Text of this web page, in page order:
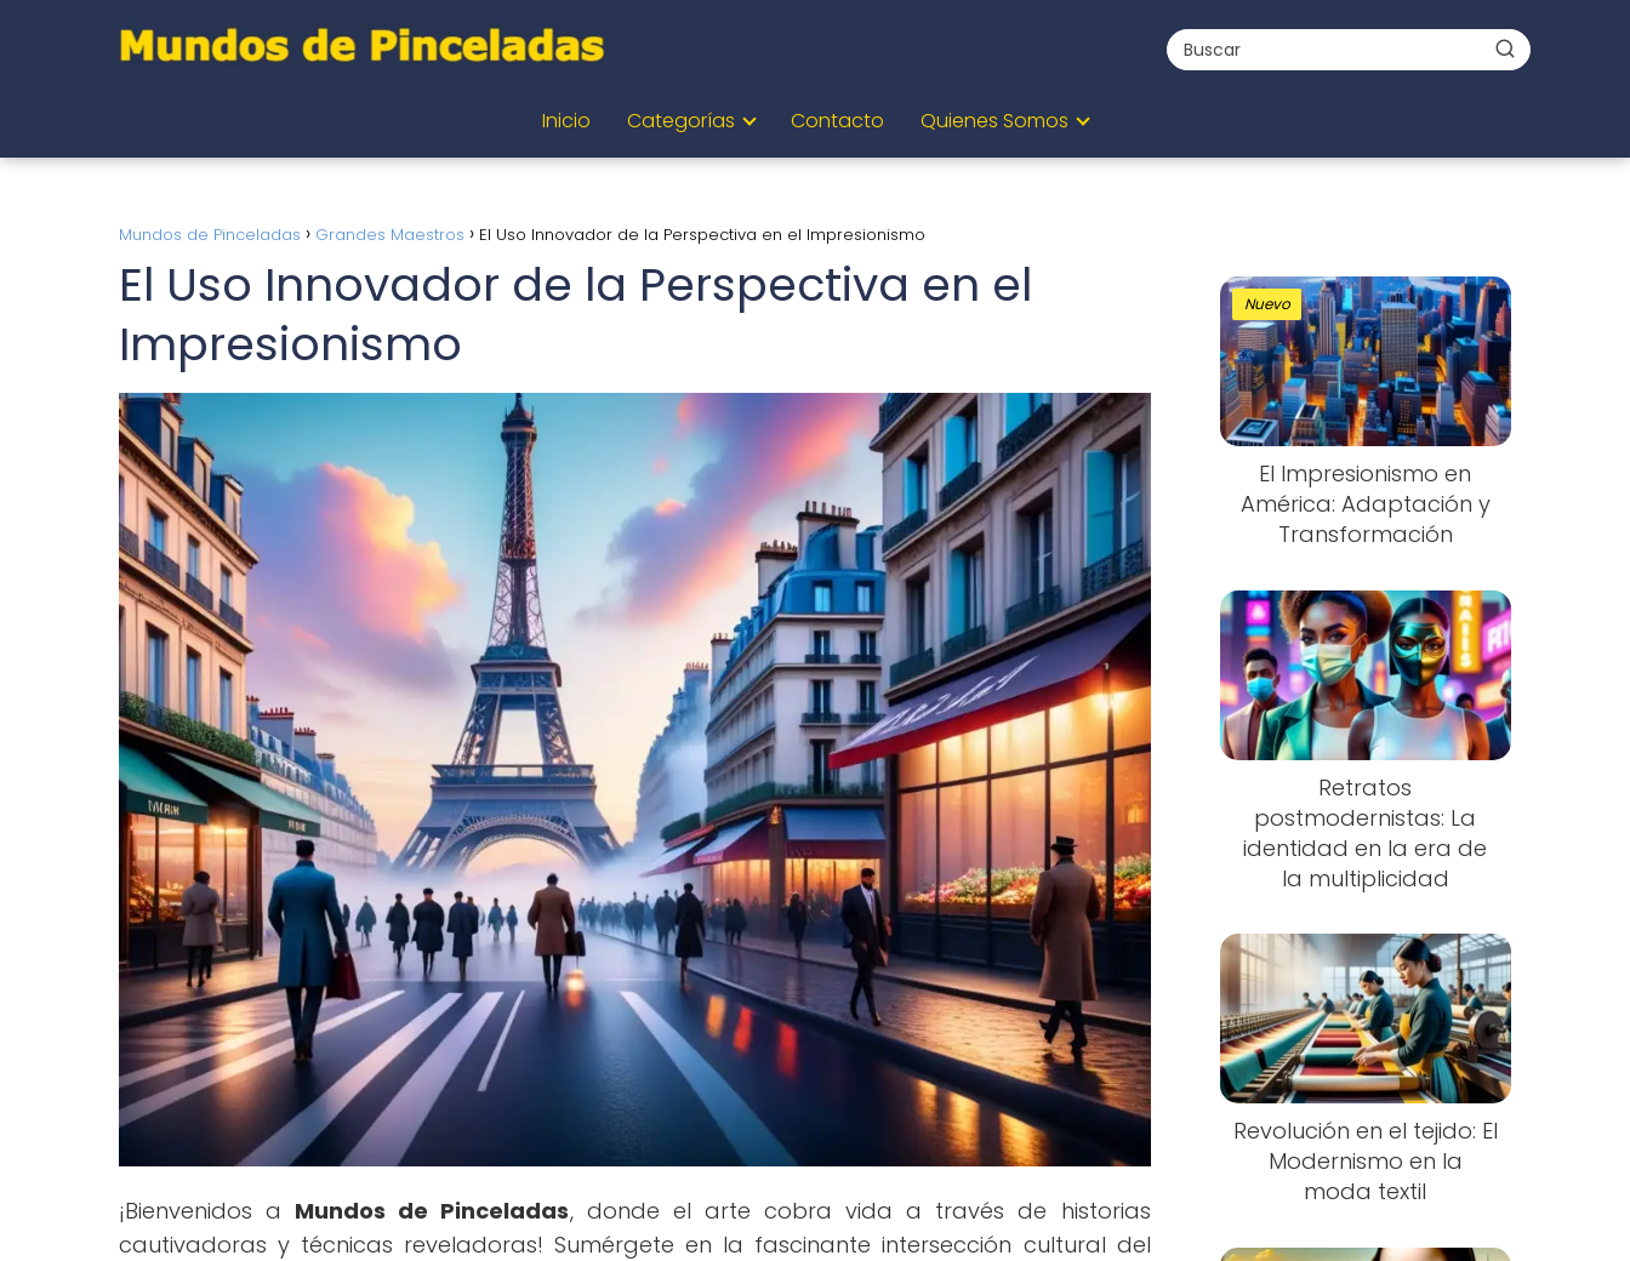
Inicio Categorías Contacto Quienes Somos
Mundos de Pinceladas Grandes Maestros El Uso Innovador de la Perspectiva en el Impresionismo
El Uso Innovador de la Perspectiva en el
Impresionismo
¡Bienvenidos a Mundos de Pinceladas, donde el arte cobra vida a través de historias
cautivadoras y técnicas reveladoras! Sumérgete en la fascinante intersección cultural del
Nuevo
El Impresionismo en
América: Adaptación y
Transformación
Retratos
postmodernistas: La
identidad en la era de
la multiplicidad
Revolución en el tejido: El
Modernismo en la
moda textil